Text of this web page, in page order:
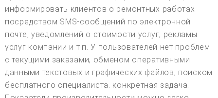
информировать клиентов о ремонтных работах
посредством SMS-сообщений по электронной
почте, уведомлений о стоимости услуг, рекламы
услуг компании и т.п. У пользователей нет проблем
с текущими заказами, обменом оперативными
данными текстовых и графических файлов, поиском
бесплатного специалиста. конкретная задача.